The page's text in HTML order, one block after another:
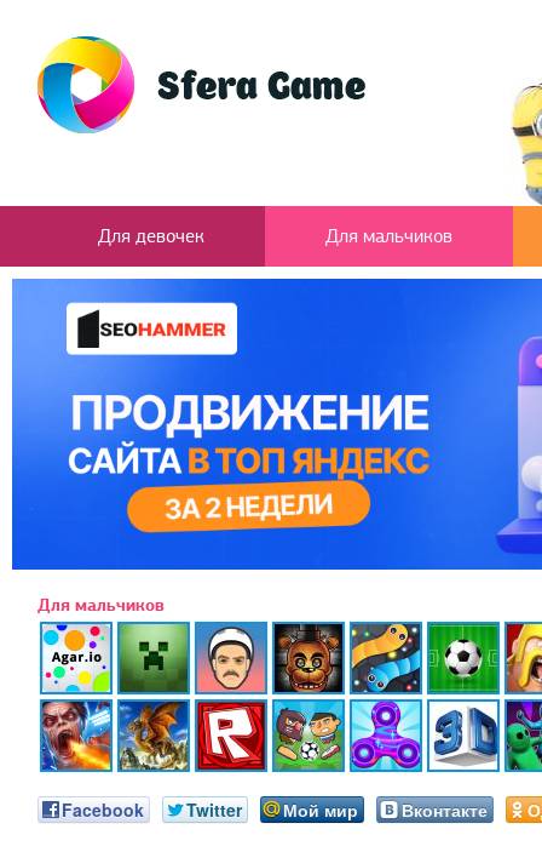
Для девочек Для мальчиков
Для мальчиков
Facebook Twitter Мой мир Вконтакте